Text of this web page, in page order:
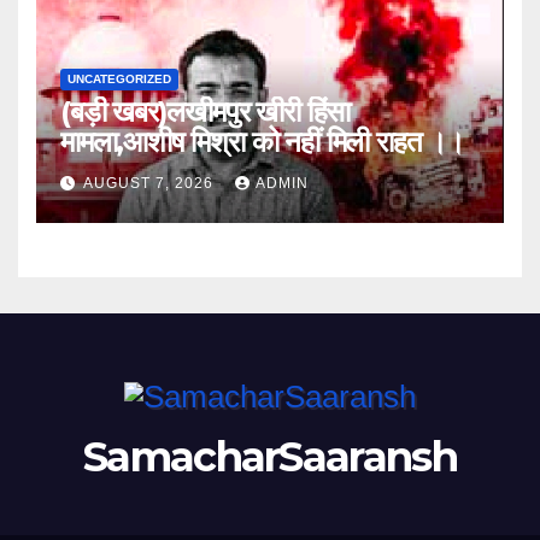
UNCATEGORIZED
(बड़ी खबर)लखीमपुर खीरी हिंसा
मामला,आशीष मिश्रा को नहीं मिली राहत ।।
AUGUST 7, 2026 ADMIN
SamacharSaaransh